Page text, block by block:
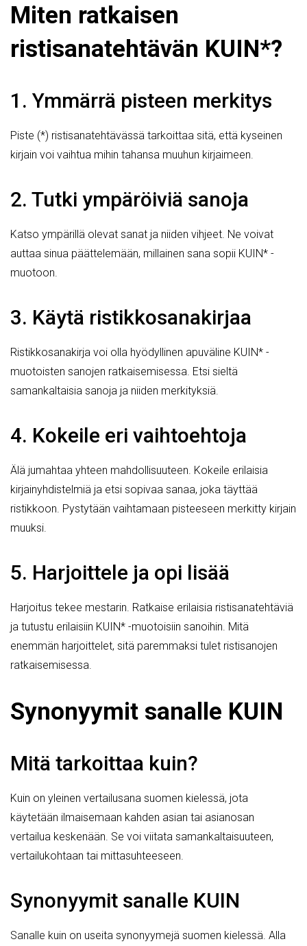
Miten ratkaisen
ristisanatehtävän KUIN*?
1. Ymmärrä pisteen merkitys
Piste (*) ristisanatehtävässä tarkoittaa sitä, että kyseinen
kirjain voi vaihtua mihin tahansa muuhun kirjaimeen.
2. Tutki ympäröiviä sanoja
Katso ympärillä olevat sanat ja niiden vihjeet. Ne voivat
auttaa sinua päättelemään, millainen sana sopii KUIN* -
muotoon.
3. Käytä ristikkosanakirjaa
Ristikkosanakirja voi olla hyödyllinen apuväline KUIN* -
muotoisten sanojen ratkaisemisessa. Etsi sieltä
samankaltaisia sanoja ja niiden merkityksiä.
4. Kokeile eri vaihtoehtoja
Älä jumahtaa yhteen mahdollisuuteen. Kokeile erilaisia
kirjainyhdistelmiä ja etsi sopivaa sanaa, joka täyttää
ristikkoon. Pystytään vaihtamaan pisteeseen merkitty kirjain
muuksi.
5. Harjoittele ja opi lisää
Harjoitus tekee mestarin. Ratkaise erilaisia ristisanatehtäviä
ja tutustu erilaisiin KUIN* -muotoisiin sanoihin. Mitä
enemmän harjoittelet, sitä paremmaksi tulet ristisanojen
ratkaisemisessa.
Synonyymit sanalle KUIN
Mitä tarkoittaa kuin?
Kuin on yleinen vertailusana suomen kielessä, jota
käytetään ilmaisemaan kahden asian tai asianosan
vertailua keskenään. Se voi viitata samankaltaisuuteen,
vertailukohtaan tai mittasuhteeseen.
Synonyymit sanalle KUIN
Sanalle kuin on useita synonyymejä suomen kielessä. Alla